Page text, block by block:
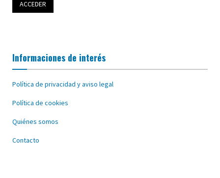
Informaciones de interés
Política de privacidad y aviso legal
Política de cookies
Quiénes somos
Contacto